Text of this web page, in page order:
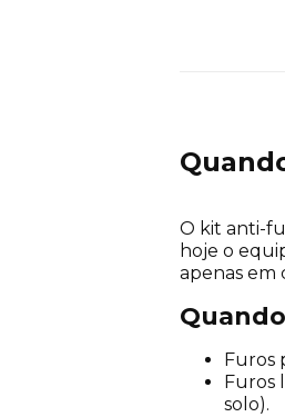
O kit anti-
hoje o
apenas em
Furos
Furos
solo).